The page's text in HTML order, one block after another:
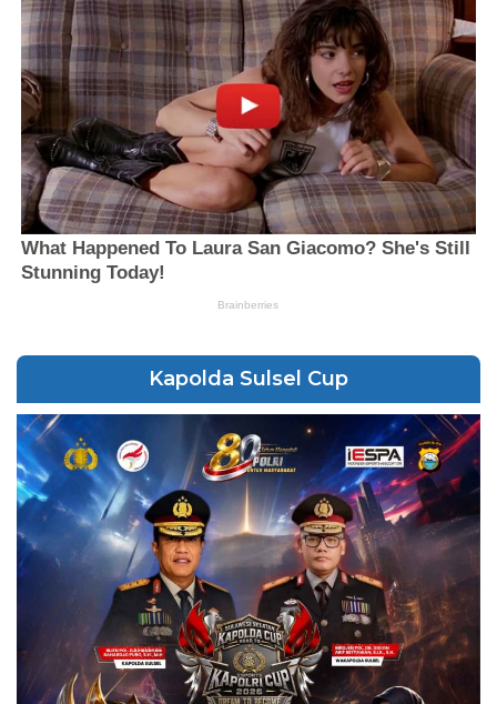
Kapolda Sulsel Cup